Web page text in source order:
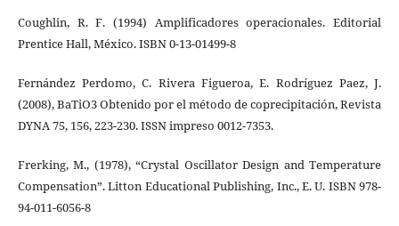
Coughlin, R. F. (1994) Amplificadores operacionales. Editorial
Prentice Hall, México. ISBN 0-13-01499-8
Fernández Perdomo, C. Rivera Figueroa, E. Rodríguez Paez, J.
(2008), BaTiO3 Obtenido por el método de coprecipitación, Revista
DYNA 75, 156, 223-230. ISSN impreso 0012-7353.
Frerking, M., (1978), “Crystal Oscillator Design and Temperature
Compensation”. Litton Educational Publishing, Inc., E. U. ISBN 978-
94-011-6056-8